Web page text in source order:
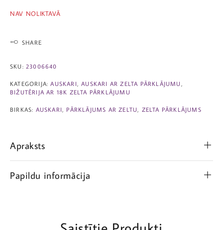
NAV NOLIKTAVĀ
SHARE
SKU: 23006640
KATEGORIJA:AUSKARI ,AUSKARI AR ZELTA PĀRKLĀJUMU
BIŽUTĒRIJA AR 18K ZELTA PĀRKLĀJUMU
BIRKAS: AUSKARI PĀRKLĀJUMS AR ZELTU ZELTA PĀRKLĀJUMS
Apraksts
Papildu informācija